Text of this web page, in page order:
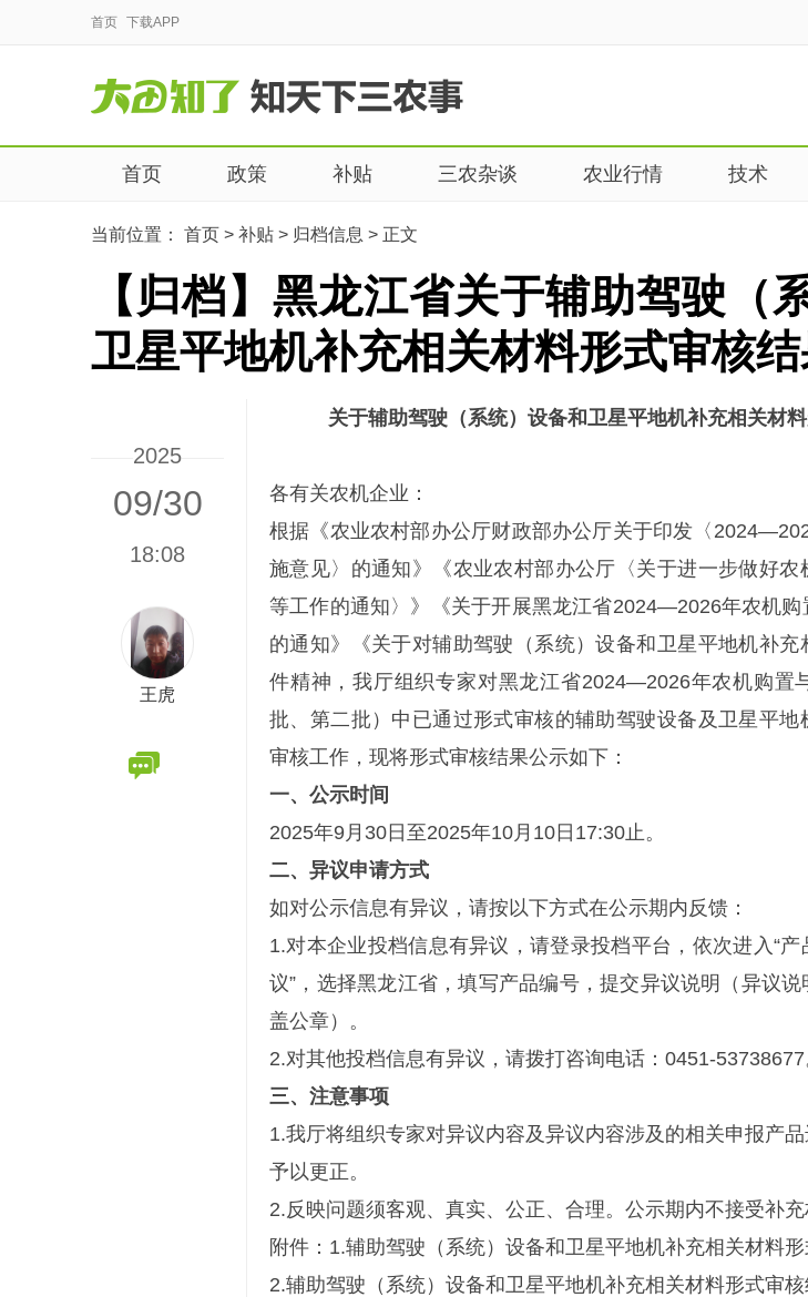
首页 下载APP
首页 政策 补贴 三农杂谈 农业行情 技术
当前位置： 首页 > 补贴 > 归档信息 > 正文
【归档】黑龙江省关于辅助驾驶（
卫星平地机补充相关材料形式审核
2025
09/30
18:08
王虎
关于辅助驾驶（系统）设备和卫星平地机补充相关材
各有关农机企业：
根据《农业农村部办公厅财政部办公厅关于印发〈
施意见〉的通知》《农业农村部办公厅〈关于进一步做好
等工作的通知〉》《关于开展黑龙江省2024—2026年农机
的通知》《关于对辅助驾驶（系统）设备和卫星平地机补
件精神，我厅组织专家对黑龙江省2024—2026年农机购置
批、第二批）中已通过形式审核的辅助驾驶设备及卫星平
审核工作，现将形式审核结果公示如下：
一、公示时间
2025年9月30日至2025年10月10日17:30止。
二、异议申请方式
如对公示信息有异议，请按以下方式在公示期内反馈：
1.对本企业投档信息有异议，请登录投档平台，依次进入“
议”，选择黑龙江省，填写产品编号，提交异议说明（异议
盖公章）。
2.对其他投档信息有异议，请拨打咨询电话：0451-53738677
三、注意事项
1.我厅将组织专家对异议内容及异议内容涉及的相关申报产
予以更正。
2.反映问题须客观、真实、公正、合理。公示期内不接受补充
附件：1.辅助驾驶（系统）设备和卫星平地机补充相关材料形
2.辅助驾驶（系统）设备和卫星平地机补充相关材料形式审核